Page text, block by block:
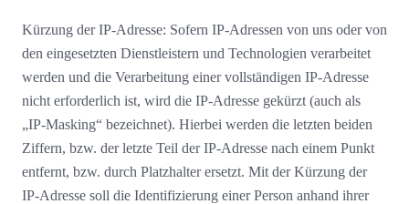
Kürzung der IP-Adresse: Sofern IP-Adressen von uns oder von
den eingesetzten Dienstleistern und Technologien verarbeitet
werden und die Verarbeitung einer vollständigen IP-Adresse
nicht erforderlich ist, wird die IP-Adresse gekürzt (auch als
„IP-Masking“ bezeichnet). Hierbei werden die letzten beiden
Ziffern, bzw. der letzte Teil der IP-Adresse nach einem Punkt
entfernt, bzw. durch Platzhalter ersetzt. Mit der Kürzung der
IP-Adresse soll die Identifizierung einer Person anhand ihrer